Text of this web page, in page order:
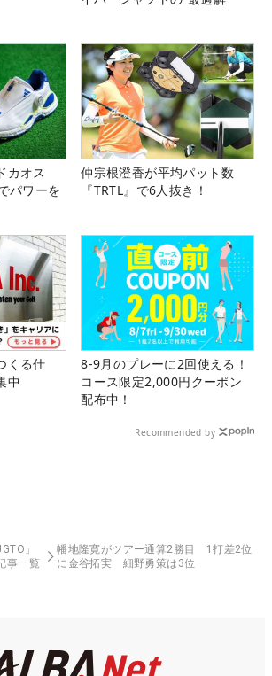
カオス
パワーを
仲宗根澄香が平均パット数
『TRTL』で6人抜き！
くる仕
中
8-9月のプレーに2回使える！
コース限定2,000円クーポン
配布中！
Recommended by
」
事一覧
幡地隆寛がツアー通算2勝目 1打差2位
に金谷拓実 細野勇策は3位